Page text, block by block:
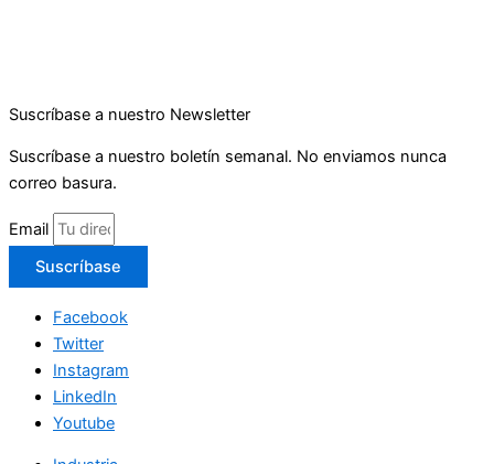
Suscríbase a nuestro Newsletter
Suscríbase a nuestro boletín semanal. No enviamos nunca
correo basura.
Email
Suscríbase
Facebook
Twitter
Instagram
LinkedIn
Youtube